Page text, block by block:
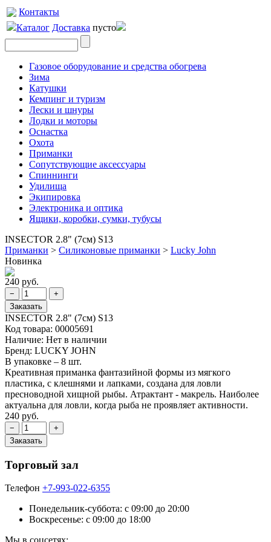
Контакты
Каталог Доставка пусто
Газовое оборудование и средства обогрева
Зима
Катушки
Кемпинг и туризм
Лески и шнуры
Лодки и моторы
Оснастка
Охота
Приманки
Сопутствующие аксессуары
Спиннинги
Удилища
Экипировка
Электроника и оптика
Ящики, коробки, сумки, тубусы
INSECTOR 2.8" (7см) S13
Приманки > Силиконовые приманки > Lucky John
Новинка
240 руб.
INSECTOR 2.8" (7см) S13
Код товара: 00005691
Наличие: Нет в наличии
Бренд: LUCKY JOHN
В упаковке – 8 шт.
Креативная приманка фантазийной формы из мягкого
пластика, с клешнями и лапками, создана для ловли
пресноводной хищной рыбы. Атрактант - макрель. Наиболее
актуальна для ловли, когда рыба не проявляет активности.
240 руб.
Торговый зал
Телефон +7-993-022-6355
Понедельник-суббота: c 09:00 до 20:00
Воскресенье: с 09:00 до 18:00